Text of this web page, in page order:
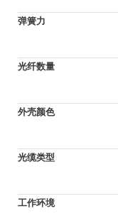
弹簧力
光纤数量
外壳颜色
光缆类型
工作环境